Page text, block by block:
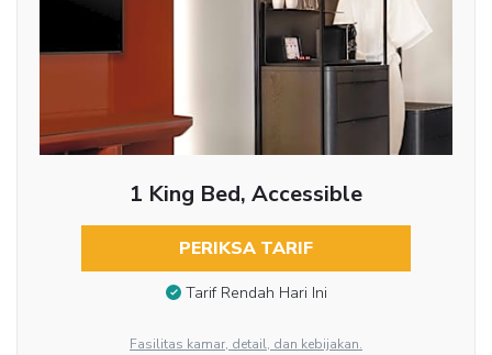
1 King Bed, Accessible
PERIKSA TARIF
Tarif Rendah Hari Ini
Fasilitas kamar, detail, dan kebijakan.